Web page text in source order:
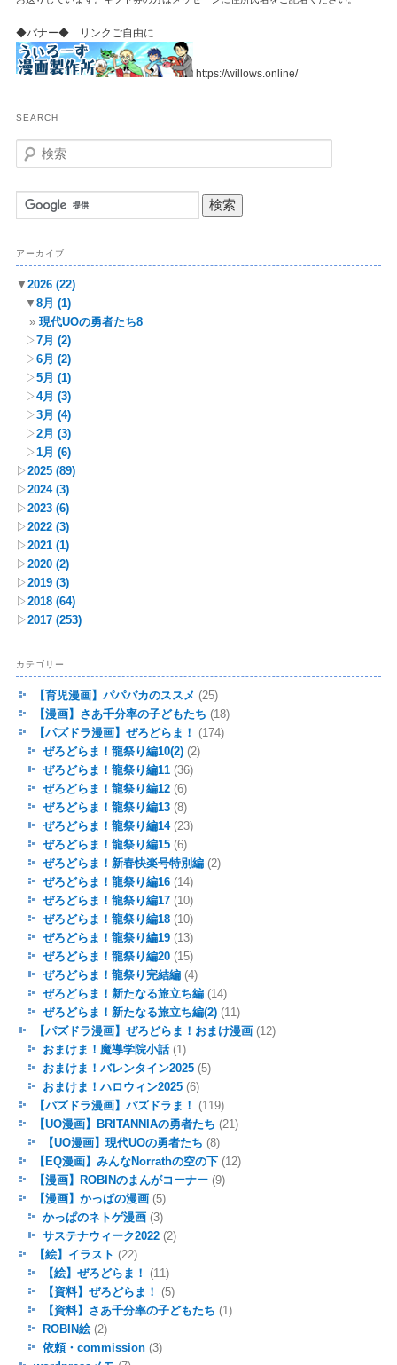
◆バナー◆ リンクご自由に
https://willows.online/
SEARCH
検
索
アーカイブ
▼ 2026 (22)
▼ 8月 (1)
現代UOの勇者たち8
▷7月 (2)
▷6月 (2)
▷5月 (1)
▷4月 (3)
▷3月 (4)
▷2月 (3)
▷1月 (6)
▷2025 (89)
▷2024 (3)
▷2023 (6)
▷2022 (3)
▷2021 (1)
▷2020 (2)
▷2019 (3)
▷2018 (64)
▷2017 (253)
カテゴリー
【育児漫画】パパバカのススメ (25)
【漫画】さあ千分率の子どもたち (18)
【パズドラ漫画】ぜろどらま！
(174)
ぜろどらま！龍祭り編10(2)(2)
ぜろどらま！龍祭り編11(36)
ぜろどらま！龍祭り編12(6)
ぜろどらま！龍祭り編13(8)
ぜろどらま！龍祭り編14(23)
ぜろどらま！龍祭り編15(6)
ぜろどらま！新春快楽号特別編(2)
ぜろどらま！龍祭り編16(14)
ぜろどらま！龍祭り編17(10)
ぜろどらま！龍祭り編18(10)
ぜろどらま！龍祭り編19(13)
ぜろどらま！龍祭り編20(15)
ぜろどらま！龍祭り完結編(4)
ぜろどらま！新たなる旅立ち編(14)
ぜろどらま！新たなる旅立ち編(2)(11)
【パズドラ漫画】ぜろどらま！おまけ漫画(12)
おまけま！魔導学院小話(1)
おまけま！バレンタイン2025(5)
おまけま！ハロウィン2025(6)
【パズドラ漫画】パズドラま！
(119)
【UO漫画】BRITANNIAの勇者たち (21)
【UO漫画】現代UOの勇者たち (8)
【EQ漫画】みんなNorrathの空の下(12)
【漫画】ROBINのまんがコーナー(9)
【漫画】かっぱの漫画(5)
かっぱのネトゲ漫画(3)
サステナウィーク2022(2)
【絵】イラスト (22)
【絵】ぜろどらま！
(11)
【資料】ぜろどらま！
(5)
【資料】さあ千分率の子どもたち (1)
ROBIN絵(2)
依頼・commission(3)